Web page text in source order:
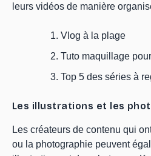
leurs vidéos de manière
Vlog à la plage
Tuto maquillage
Top 5 des séries à
Les illustrations et les
Les créateurs de contenu qui
ou la photographie peuvent